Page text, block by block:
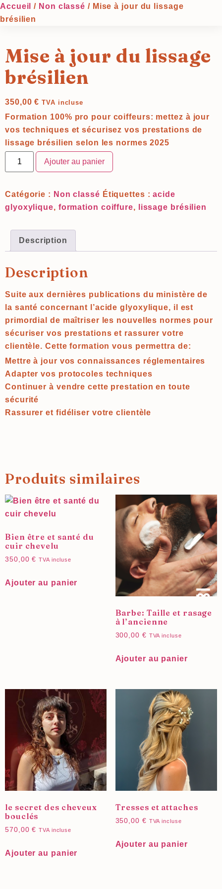
Accueil / Non classé / Mise à jour du lissage
brésilien
Mise à jour du lissage
brésilien
350,00€ TVA incluse
Formation 100% pro pour coiffeurs: mettez à jour
vos techniques et sécurisez vos prestations de
lissage brésilien selon les normes 2025
Ajouter au panier
Catégorie : Non classé Étiquettes :acide
glyoxylique, formation coiffure, lissage brésilien
Description
Description
Suite aux dernières publications du ministère de
la santé concernant l’acide glyoxylique, il est
primordial de maîtriser les nouvelles normes pour
sécuriser vos prestations et rassurer votre
clientèle. Cette formation vous permettra de:
Mettre à jour vos connaissances réglementaires
Adapter vos protocoles techniques
Continuer à vendre cette prestation en toute
sécurité
Rassurer et fidéliser votre clientèle
Produits similaires
Bien être et santé du
cuir chevelu
350,00€ TVA incluse
Ajouter au panier
Barbe: Taille et rasage
à l’ancienne
300,00 € TVA incluse
Ajouter au panier
le secret des cheveux
bouclés
570,00€ TVA incluse
Ajouter au panier
Tresses et attaches
350,00 € TVA incluse
Ajouter au panier